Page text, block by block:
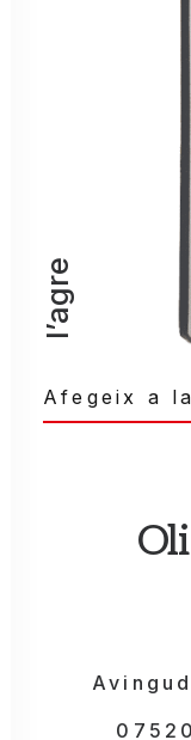
l’agre
Afegeix a
Oli